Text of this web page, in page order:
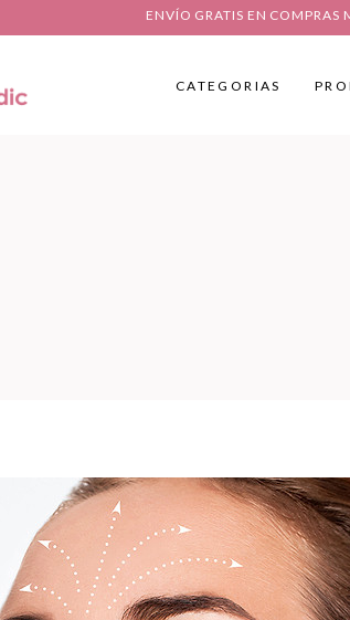
ENVÍO GRATIS EN COMPRAS
No products in
CATEGORIAS